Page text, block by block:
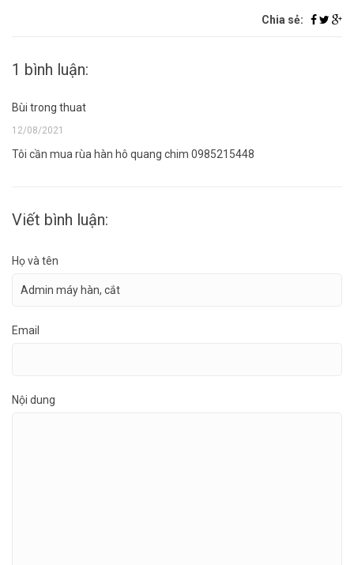
Chia sẻ:
1 bình luận:
Bùi trong thuat
12/08/2021
Tôi cần mua rùa hàn hô quang chim 0985215448
Viết bình luận:
Họ và tên
Email
Nội dung